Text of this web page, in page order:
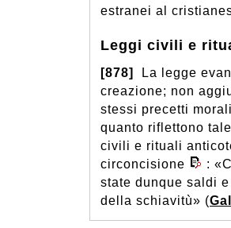
estranei al
Leggi civili e
[878]
La legge
creazione; non
stessi precetti
quanto riflettono
civili e rituali
circoncisione
:
state dunque saldi
della schiavitù» (